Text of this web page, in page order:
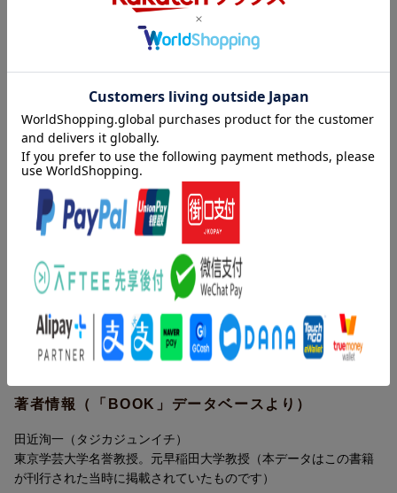
豊富なコラムや用例・図版に加え、すべての漢字にふりがな付き
で、1年生からの学習に最適。
新たに4，000語の大幅増補を実現し、総収録項目数は46，500項
「小学校で学習する漢字一覧」ポスター付き。
内容紹介（「BOOK」データベースより）
すべての小学生に、わかりやすく、使いやすく！新たに４，００
０語を追加して、類書中最大級の４０，５００語を収録。オール
カラーで、見やすく、調べやすく。だれにでも読みやすいＵＤデ
ジタル教科書体、見やすい紙面。総ふりがなで、１年生から使え
る。国語辞典を、楽しく、使いやすく。楽しくためになる、３８
８のコラム。豊富なイラストで、楽しく調べられる。学習に役立
つ工夫がいっぱい。言葉をくわしく、わかりやすく。わかりやす
い解説と豊富な用例で言葉の理解を助ける。「小学校で学ぶ漢字
学年別一覧表」ポスター付き。
著者情報（「BOOK」データベースより）
田近洵一（タジカジュンイチ）
東京学芸大学名誉教授。元早稲田大学教授（本データはこの書籍
が刊行された当時に掲載されていたものです）